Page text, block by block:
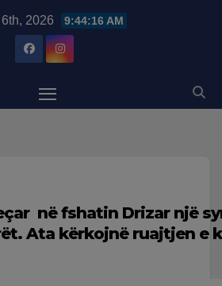
2026 9:44:17 AM
në fshatin Drizar një
Ata kërkojnë ruajtjen e